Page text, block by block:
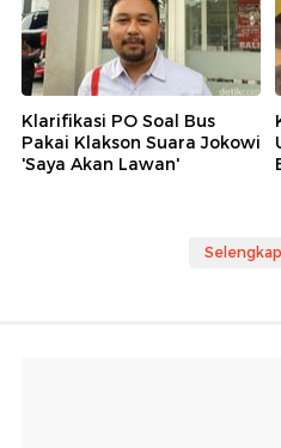
Klarifikasi PO Soal Bus
Pakai Klakson Suara Jokowi
'Saya Akan Lawan'